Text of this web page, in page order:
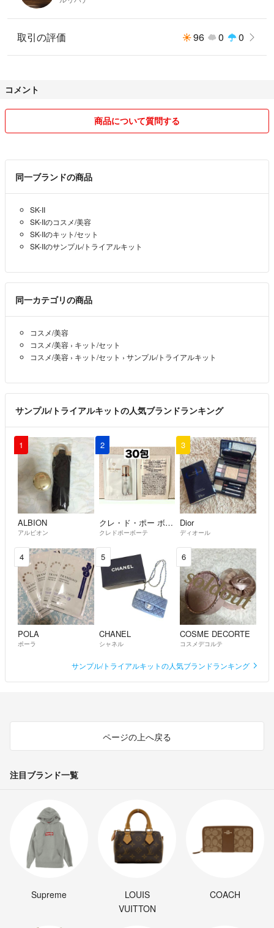
取引の評価 96 0 0
コメント
商品について質問する
同一ブランドの商品
SK-II
SK-IIのコスメ/美容
SK-IIのキット/セット
SK-IIのサンプル/トライアルキット
同一カテゴリの商品
コスメ/美容
コスメ/美容 › キット/セット
コスメ/美容 › キット/セット › サンプル/トライアルキット
サンプル/トライアルキットの人気ブランドランキング
1
ALBION
アルビオン
2
クレ・ド・ポー ボーテ
クレドポーボーテ
3
Dior
ディオール
4
POLA
ポーラ
5
CHANEL
シャネル
6
COSME DECORTE
コスメデコルテ
サンプル/トライアルキットの人気ブランドランキング
ページの上へ戻る
注目ブランド一覧
Supreme
LOUIS
VUITTON
COACH